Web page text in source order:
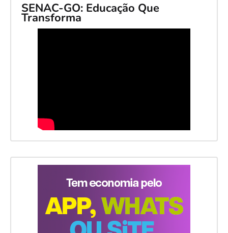
SENAC-GO: Educação Que
Transforma